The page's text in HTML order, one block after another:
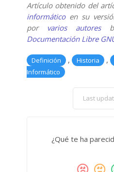
Artículo obtenido del
informáticoen su
por
varios autores
Documentación Libre
Definición , Historia ,
Informático
Last
¿Qué te ha